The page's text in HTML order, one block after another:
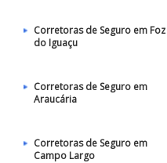
Corretoras de Seguro em Foz
do Iguaçu
Corretoras de Seguro em
Araucária
Corretoras de Seguro em
Campo Largo